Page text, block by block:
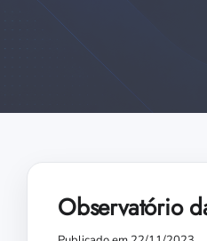
Observatório